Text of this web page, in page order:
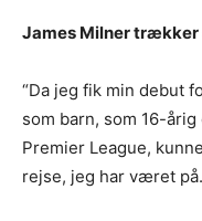
James Milner
“Da jeg fik min debut
som barn, som 16-
Premier League,
rejse, jeg har været på.